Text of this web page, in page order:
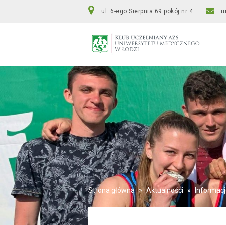
ul. 6-ego Sierpnia 69 pokój nr 4
Strona główna » Aktualności »